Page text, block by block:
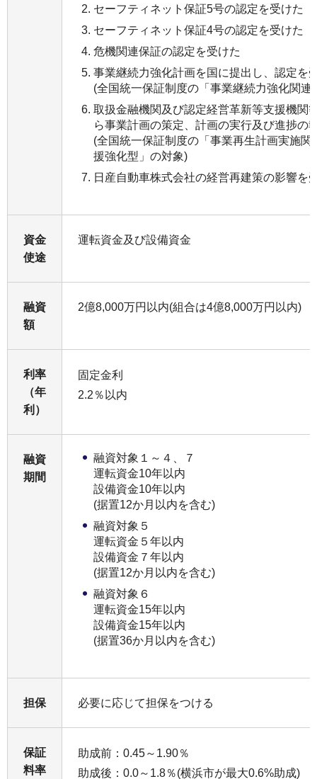
セーフティネット保証5号の認定を受けた
セーフティネット保証4号の認定を受けた
危機関連保証の認定を受けた
事業継続力強化計画を国に提出し、認定を
(全国統一保証制度の「事業継続力強化関連
取扱金融機関及び認定経営革新等支援機関
ら事業計画の策定、計画の実行及び進捗の
(全国統一保証制度の「事業再生計画実施
援強化型」の対象)
日産自動車株式会社の経営再建策の影響を
資金
使途
運転資金及び設備資金
融資
額
2億8,000万円以内(組合は4億8,000万円以内)
利率
（年
利）
固定金利
2.2％以内
融資
期間
融資対象１～４、７
運転資金10年以内
設備資金10年以内
(据置12か月以内を含む)
融資対象５
運転資金５年以内
設備資金７年以内
(据置12か月以内を含む)
融資対象６
運転資金15年以内
設備資金15年以内
(据置36か月以内を含む)
担保 必要に応じて担保をつける
保証
料率
助成前：0.45～1.90％
助成後：0.0～1.8％(横浜市が最大0.6%助成)